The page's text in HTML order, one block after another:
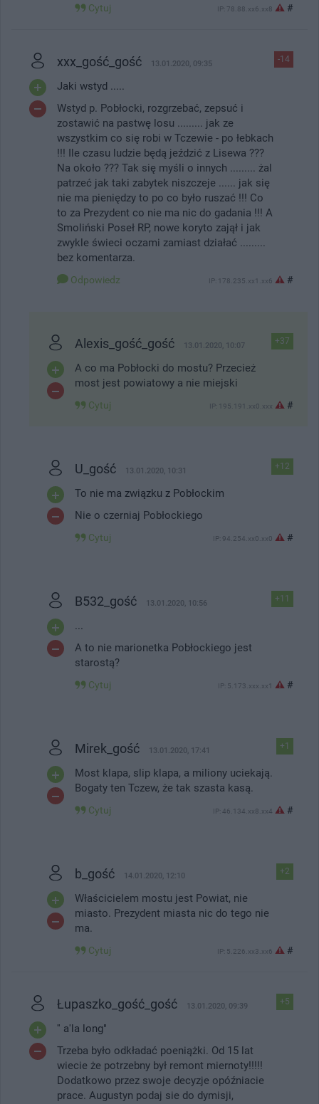
Cytuj IP: 78.88.xx6.xx8 #
-14
xxx_gość_gość 13.01.2020, 09:35
Jaki wstyd .....
Wstyd p. Pobłocki, rozgrzebać, zepsuć i
zostawić na pastwę losu ......... jak ze
wszystkim co się robi w Tczewie - po łebkach
!!! Ile czasu ludzie będą jeździć z Lisewa ???
Na około ??? Tak się myśli o innych ......... żal
patrzeć jak taki zabytek niszczeje ...... jak się
nie ma pieniędzy to po co było ruszać !!! Co
to za Prezydent co nie ma nic do gadania !!! A
Smoliński Poseł RP, nowe koryto zajął i jak
zwykle świeci oczami zamiast działać .........
bez komentarza.
Odpowiedz IP: 178.235.xx1.xx6 #
+37
Alexis_gość_gość 13.01.2020, 10:07
A co ma Pobłocki do mostu? Przecież
most jest powiatowy a nie miejski
Cytuj IP: 195.191.xx0.xxx #
+12
U_gość 13.01.2020, 10:31
To nie ma związku z Pobłockim
Nie o czerniaj Pobłockiego
Cytuj IP: 94.254.xx0.xx0 #
+11
B532_gość 13.01.2020, 10:56
...
A to nie marionetka Pobłockiego jest
starostą?
Cytuj IP: 5.173.xxx.xx1 #
+1
Mirek_gość 13.01.2020, 17:41
Most klapa, slip klapa, a miliony uciekają.
Bogaty ten Tczew, że tak szasta kasą.
Cytuj IP: 46.134.xx8.xx4 #
+2
b_gość 14.01.2020, 12:10
Właścicielem mostu jest Powiat, nie
miasto. Prezydent miasta nic do tego nie
ma.
Cytuj IP: 5.226.xx3.xx6 #
+5
Łupaszko_gość_gość 13.01.2020, 09:39
'' a'la long"
Trzeba było odkładać poeniążki. Od 15 lat
wiecie że potrzebny był remont miernoty!!!!!
Dodatkowo przez swoje decyzje opóźniacie
prace. Augustyn podaj sie do dymisji,